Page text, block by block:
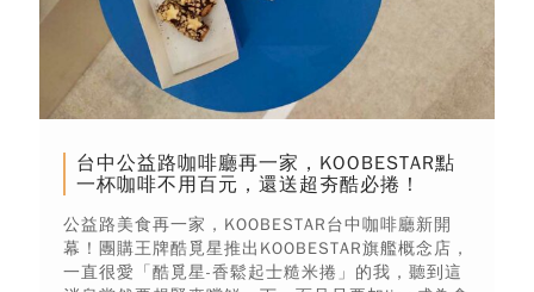
台中公益路咖啡廳再一家，KOOBESTAR點
一杯咖啡不用百元，還送超夯酷必捲！
公益路美食再一家，KOOBESTAR台中咖啡廳新開
幕！團購王牌酷覓星推出KOOBESTAR旗艦概念店，
一直很愛「酷覓星-香鬆起士糙米捲」的我，聽到這